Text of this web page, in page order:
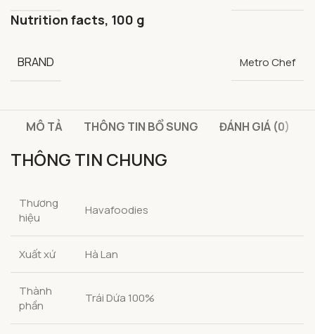
Nutrition facts, 100 g
BRAND Metro Chef
MÔ TẢ THÔNG TIN BỔ SUNG ĐÁNH GIÁ (0)
THÔNG TIN CHUNG
Thương
hiệu
Havafoodies
Xuất xứ Hà Lan
Thành
phần
Trái Dứa 100%